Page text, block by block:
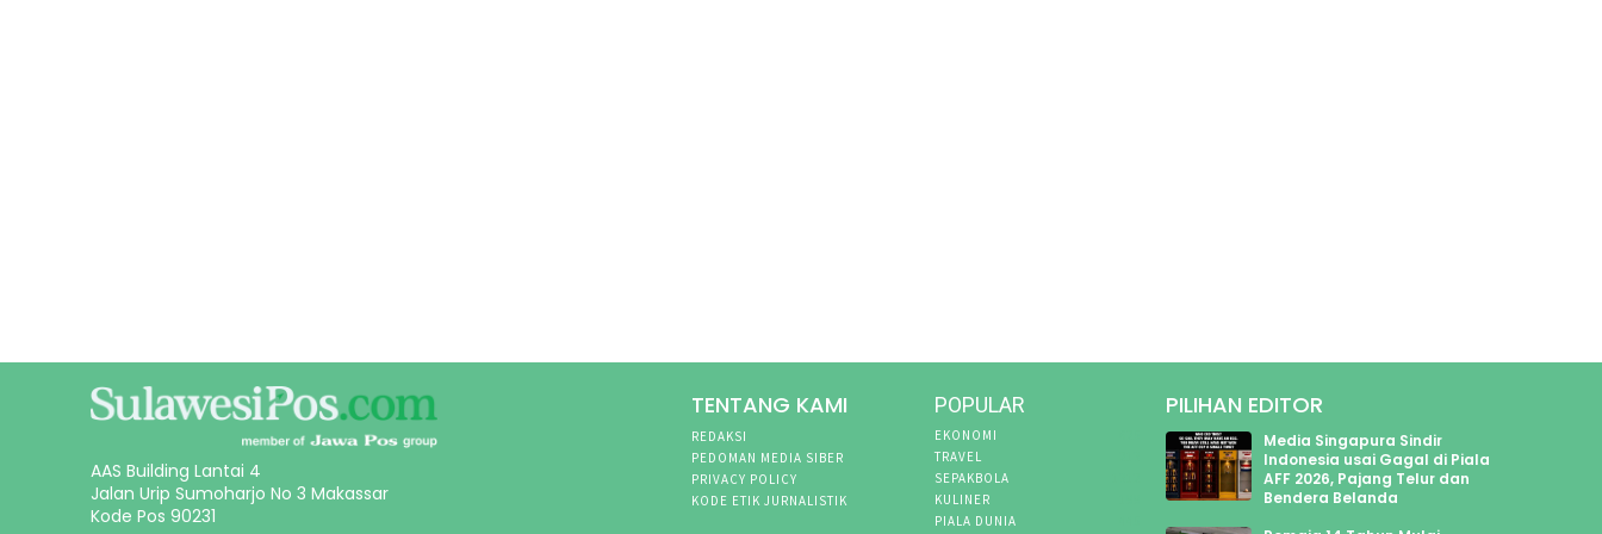
AAS Building Lantai 4
Jalan Urip Sumoharjo No 3 Makassar
Kode Pos 90231
TENTANG KAMI
REDAKSI
PEDOMAN MEDIA SIBER
PRIVACY POLICY
KODE ETIK JURNALISTIK
POPULAR
EKONOMI
TRAVEL
SEPAKBOLA
KULINER
PIALA DUNIA
PILIHAN EDITOR
Media Singapura Sindir
Indonesia usai Gagal di Piala
AFF 2026, Pajang Telur dan
Bendera Belanda